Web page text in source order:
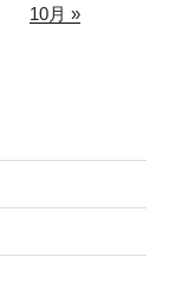
10月 »